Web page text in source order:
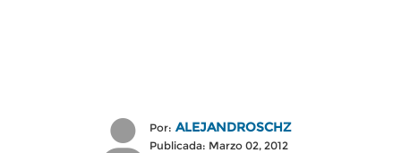
Por: ALEJANDROSCHZ
Publicada: Marzo 02, 2012